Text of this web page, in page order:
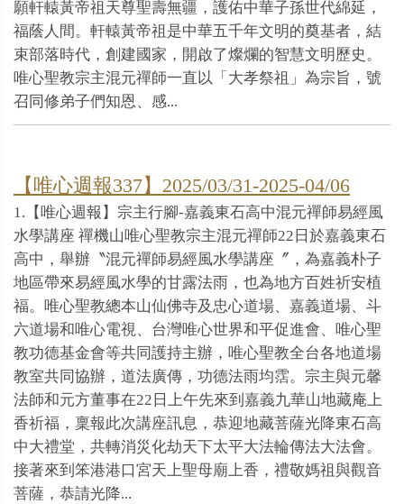
願軒轅黃帝祖天尊聖壽無疆，護佑中華子孫世代綿延，
福蔭人間。軒轅黃帝祖是中華五千年文明的奠基者，結
束部落時代，創建國家，開啟了燦爛的智慧文明歷史。
唯心聖教宗主混元禪師一直以「大孝祭祖」為宗旨，號
召同修弟子們知恩、感...
【唯心週報337】2025/03/31-2025-04/06
1.【唯心週報】宗主行腳-嘉義東石高中混元禪師易經風
水學講座 禪機山唯心聖教宗主混元禪師22日於嘉義東石
高中，舉辦〝混元禪師易經風水學講座〞，為嘉義朴子
地區帶來易經風水學的甘露法雨，也為地方百姓祈安植
福。唯心聖教總本山仙佛寺及忠心道場、嘉義道場、斗
六道場和唯心電視、台灣唯心世界和平促進會、唯心聖
教功德基金會等共同護持主辦，唯心聖教全台各地道場
教室共同協辦，道法廣傳，功德法雨均霑。宗主與元馨
法師和元方董事在22日上午先來到嘉義九華山地藏庵上
香祈福，稟報此次講座訊息，恭迎地藏菩薩光降東石高
中大禮堂，共轉消災化劫天下太平大法輪傳法大法會。
接著來到笨港港口宮天上聖母廟上香，禮敬媽祖與觀音
菩薩，恭請光降...